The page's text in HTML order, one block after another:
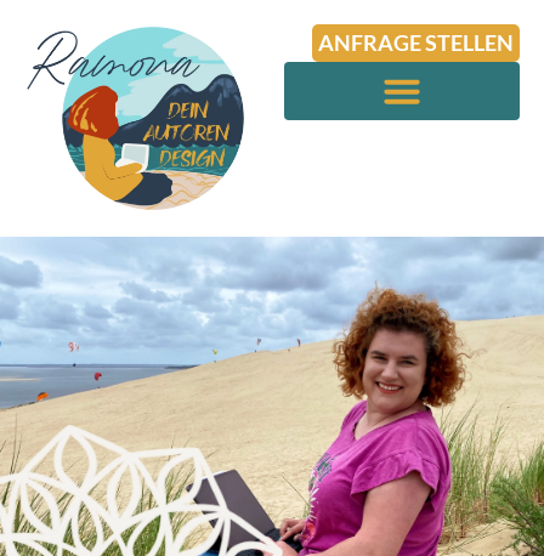
ANFRAGE STELLEN